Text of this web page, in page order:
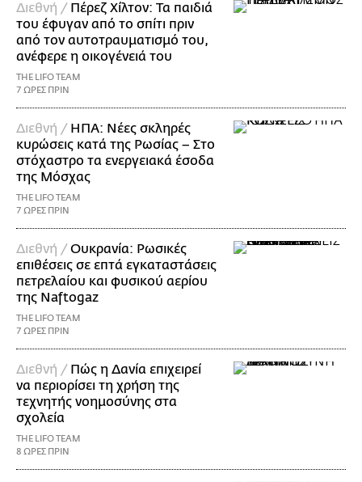
Διεθνή / Πέρεζ Χίλτον: Τα παιδιά
του έφυγαν από το σπίτι πριν
από τον αυτοτραυματισμό του,
ανέφερε η οικογένειά του
THE LIFO TEAM
7 ΩΡΕΣ ΠΡΙΝ
Διεθνή / ΗΠΑ: Nέες σκληρές
κυρώσεις κατά της Ρωσίας – Στο
στόχαστρο τα ενεργειακά έσοδα
της Μόσχας
THE LIFO TEAM
7 ΩΡΕΣ ΠΡΙΝ
Διεθνή /Ουκρανία: Ρωσικές
επιθέσεις σε επτά εγκαταστάσεις
πετρελαίου και φυσικού αερίου
της Naftogaz
THE LIFO TEAM
7 ΩΡΕΣ ΠΡΙΝ
Διεθνή / Πώς η Δανία επιχειρεί
να περιορίσει τη χρήση της
τεχνητής νοημοσύνης στα
σχολεία
THE LIFO TEAM
8 ΩΡΕΣ ΠΡΙΝ